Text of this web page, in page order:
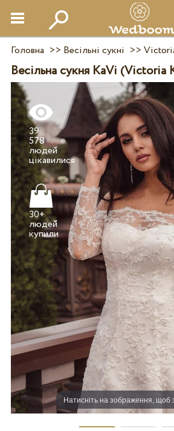
Головна >> Весільні сукні >>
Весільна сукня KaVi (Victoria
Натисніть на зображення, щоб
39
578
людей
цікавилися
30+
людей
купили